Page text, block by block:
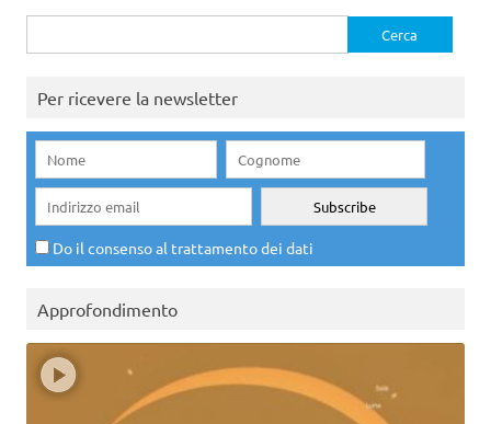
per:
Per ricevere la newsletter
Do il consenso al trattamento dei dati
Approfondimento